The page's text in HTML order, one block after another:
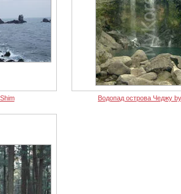
Водопад острова Чеджу